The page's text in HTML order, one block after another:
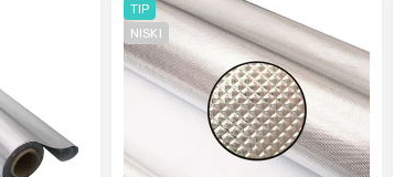
TIP
NISKI